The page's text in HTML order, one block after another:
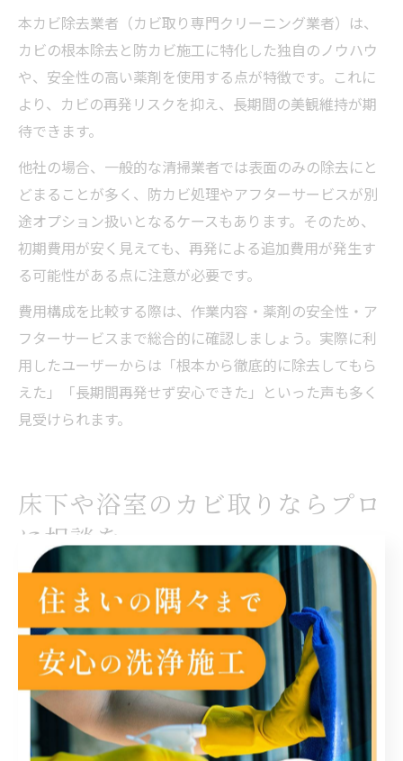
本カビ除去業者（カビ取り専門クリーニング業者）は、
カビの根本除去と防カビ施工に特化した独自のノウハウ
や、安全性の高い薬剤を使用する点が特徴です。これに
より、カビの再発リスクを抑え、長期間の美観維持が期
待できます。
他社の場合、一般的な清掃業者では表面のみの除去にと
どまることが多く、防カビ処理やアフターサービスが別
途オプション扱いとなるケースもあります。そのため、
初期費用が安く見えても、再発による追加費用が発生す
る可能性がある点に注意が必要です。
費用構成を比較する際は、作業内容・薬剤の安全性・ア
フターサービスまで総合的に確認しましょう。実際に利
用したユーザーからは「根本から徹底的に除去してもら
えた」「長期間再発せず安心できた」といった声も多く
見受けられます。
床下や浴室のカビ取りならプロ
に相談を
床下や浴室のカビ取りは業者が安心な理由
床下や浴室に発生したカビは、見た目以上に根深く広が
っているケースが多く、市販のカビ取り剤だけでは十分
な除去が難しいことがあります。特に床下は湿気がこも
りやすく、カビが構造材にまで浸透している場合もあ